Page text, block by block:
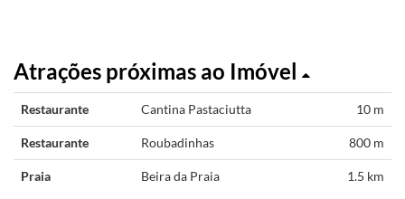
Atrações próximas ao Imóvel
Restaurante Cantina Pastaciutta 10 m
Restaurante Roubadinhas 800 m
Praia Beira da Praia 1.5 km